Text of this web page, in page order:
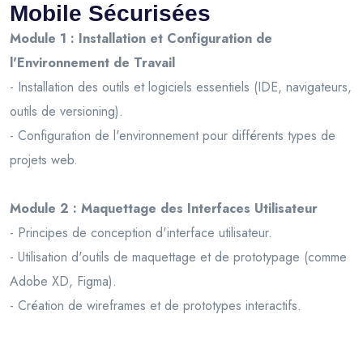
Mobile Sécurisées
Module 1 : Installation et Configuration de
l'Environnement de Travail
- Installation des outils et logiciels essentiels (IDE, navigateurs,
outils de versioning).
- Configuration de l'environnement pour différents types de
projets web.
Module 2 : Maquettage des Interfaces Utilisateur
- Principes de conception d'interface utilisateur.
- Utilisation d'outils de maquettage et de prototypage (comme
Adobe XD, Figma).
- Création de wireframes et de prototypes interactifs.